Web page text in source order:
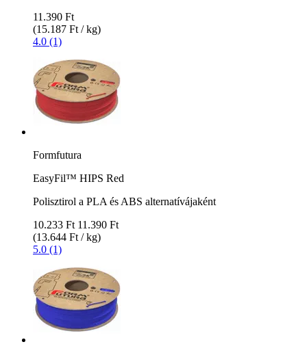
11.390 Ft
(15.187 Ft / kg)
4.0 (1)
Formfutura
EasyFil™ HIPS Red
Polisztirol a PLA és ABS alternatívájaként
10.233 Ft 11.390 Ft
(13.644 Ft / kg)
5.0 (1)